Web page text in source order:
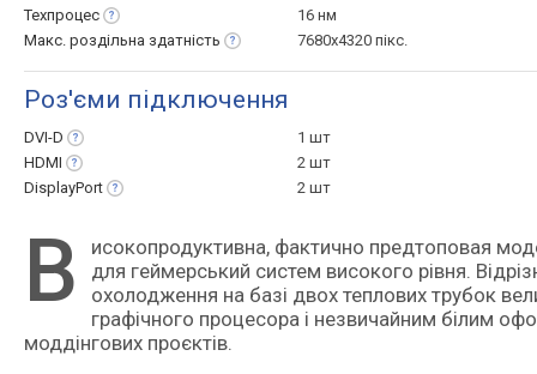
Техпроцес
16 нм
Макс. роздільна здатність 7680x4320 пікс.
Роз'єми підключення
DVI-D
1 шт
HDMI
2 шт
DisplayPort
2 шт
В
исокопродуктивна, фактично предтоповая модель відеокарти на базі графічного ядра nVidia Pascal GP104-200
для геймерський систем високого рівня.
охолодження на базі двох теплових трубок
графічного процесора і незвичайним білим
моддінгових проєктів.